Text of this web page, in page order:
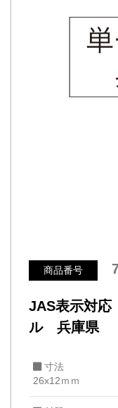
商品番号
JAS表示対
ル 兵庫県
寸法
26x12ｍｍ